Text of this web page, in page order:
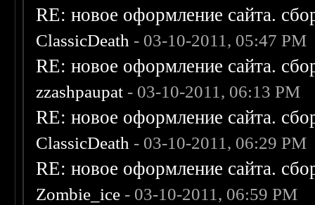
RE: новое оформление сайта.
ClassicDeath - 03-10-2011, 05:47 PM
RE: новое оформление сайта.
zzashpaupat - 03-10-2011, 06:13 PM
RE: новое оформление сайта.
ClassicDeath - 03-10-2011, 06:29 PM
RE: новое оформление сайта.
Zombie_ice - 03-10-2011, 06:59 PM